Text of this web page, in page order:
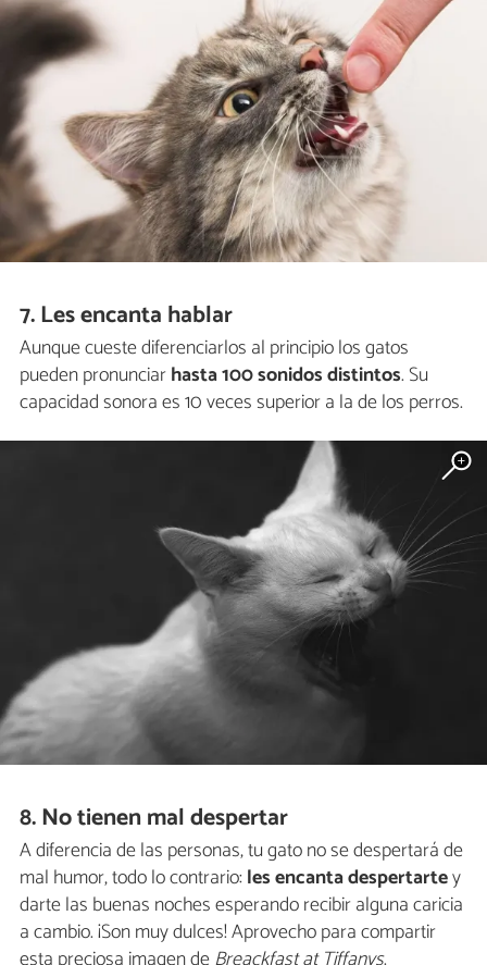
7. Les encanta hablar
Aunque cueste diferenciarlos al principio los gatos
pueden pronunciarhasta 100 sonidos distintos. Su
capacidad sonora es 10 veces superior a la de los perros.
8. No tienen mal despertar
A diferencia de las personas, tu gato no se despertará de
mal humor, todo lo contrario:les encanta despertartey
darte las buenas noches esperando recibir alguna caricia
a cambio. ¡Son muy dulces! Aprovecho para compartir